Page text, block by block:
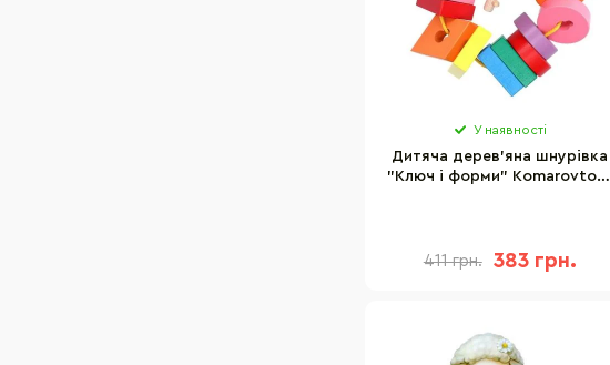
У наявності
Дитяча дерев'яна шнурівка
"Ключ і форми" Komarovtoys
411 грн. 383 грн.